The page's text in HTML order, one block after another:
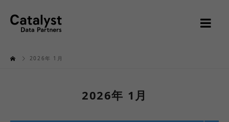
2026年 1月
2026年 1月